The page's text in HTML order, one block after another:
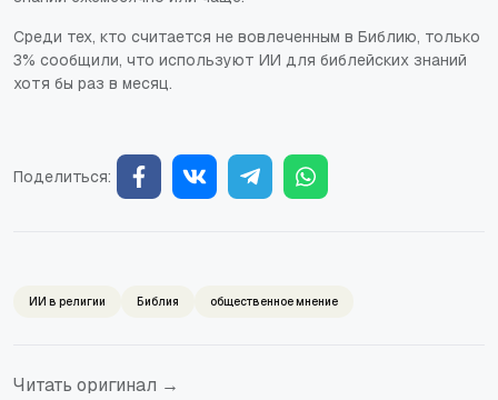
Среди тех, кто считается не вовлеченным в Библию, только
3% сообщили, что используют ИИ для библейских знаний
хотя бы раз в месяц.
Поделиться:
ИИ в религии Библия общественное мнение
Читать оригинал →